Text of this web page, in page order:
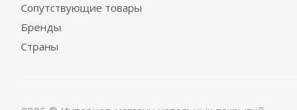
Сопутствующие товары
Бренды
Страны